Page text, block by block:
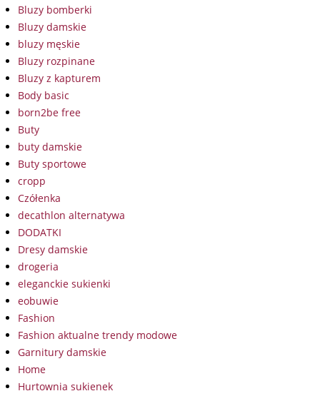
Bluzy bomberki
Bluzy damskie
bluzy męskie
Bluzy rozpinane
Bluzy z kapturem
Body basic
born2be free
Buty
buty damskie
Buty sportowe
cropp
Czółenka
decathlon alternatywa
DODATKI
Dresy damskie
drogeria
eleganckie sukienki
eobuwie
Fashion
Fashion aktualne trendy modowe
Garnitury damskie
Home
Hurtownia sukienek